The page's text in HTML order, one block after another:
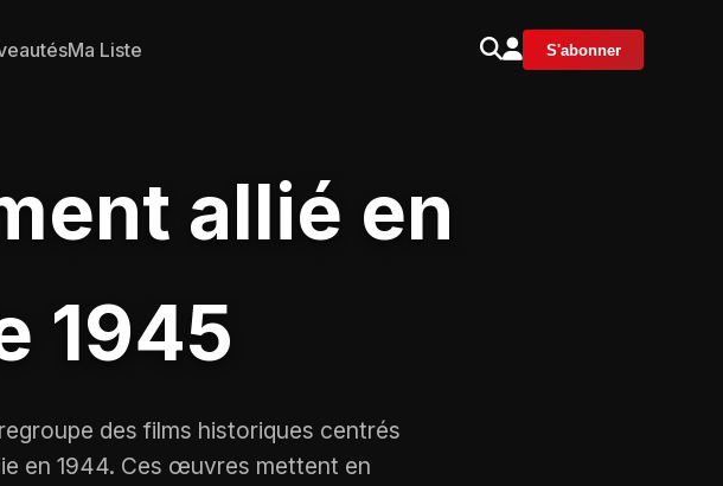
Ma Liste S'abonner
allié en
1945
regroupe des films historiques centrés
en 1944. Ces œuvres mettent en